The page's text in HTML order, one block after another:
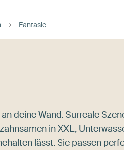
Fantasie
deine Wand. Surreale
in XXL,
lässt. Sie passen